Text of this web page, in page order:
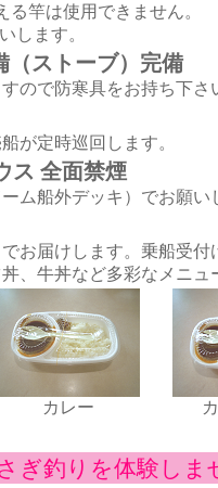
竿は使用できません。
します。
（ストーブ）完備
ので防寒具をお持ち下さ
が定時巡回します。
ス 全面禁煙
ム船外デッキ）でお願い
お届けします。乗船受
、牛丼など多彩なメニ
カレー
ぎ釣りを体験しま